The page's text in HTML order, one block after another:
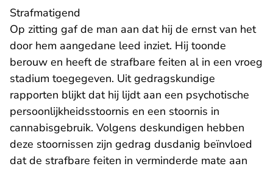
Strafmatigend
Op zitting gaf de man aan dat hij de ernst van het
door hem aangedane leed inziet. Hij toonde
berouw en heeft de strafbare feiten al in een vroeg
stadium toegegeven. Uit gedragskundige
rapporten blijkt dat hij lijdt aan een psychotische
persoonlijkheidsstoornis en een stoornis in
cannabisgebruik. Volgens deskundigen hebben
deze stoornissen zijn gedrag dusdanig beïnvloed
dat de strafbare feiten in verminderde mate aan